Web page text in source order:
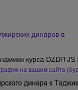
динаров в
курса DZD/TJS
на вашем сайте